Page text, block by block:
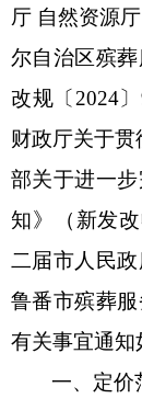
厅 自然资源厅
尔自治区殡葬
改规〔 2024〕
财政厅关于贯
部关于进一
知》（新发
二届市人民
鲁番市殡葬
有关事宜通知
一、定价